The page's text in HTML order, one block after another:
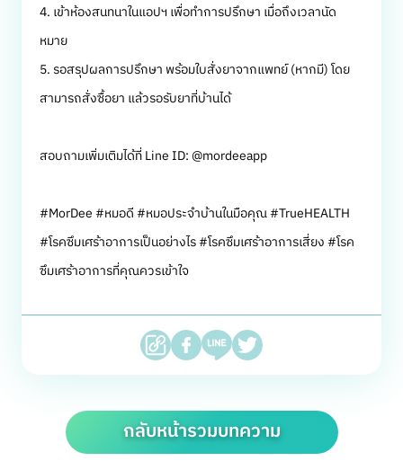
4. เข้าห้องสนทนาในแอปฯ เพื่อทำการปรึกษา เมื่อถึงเวลานัด
หมาย
5. รอสรุปผลการปรึกษา พร้อมใบสั่งยาจากแพทย์ (หากมี) โดย
สามารถสั่งซื้อยา แล้วรอรับยาที่บ้านได้
สอบถามเพิ่มเติมได้ที่ Line ID: @mordeeapp
#MorDee #หมอดี #หมอประจำบ้านในมือคุณ #TrueHEALTH
#โรคซึมเศร้าอาการเป็นอย่างไร #โรคซึมเศร้าอาการเสี่ยง #โรค
ซึมเศร้าอาการที่คุณควรเข้าใจ
กลับหน้ารวมบทความ